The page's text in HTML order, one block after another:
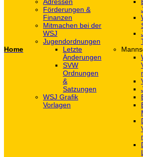
Home
Förderungen &
Finanzen
Mitmachen bei der
WSJ
Jugendordnungen
Letzte
Änderungen
SVW
Ordnungen
&
Satzungen
WSJ Grafik
Vorlagen